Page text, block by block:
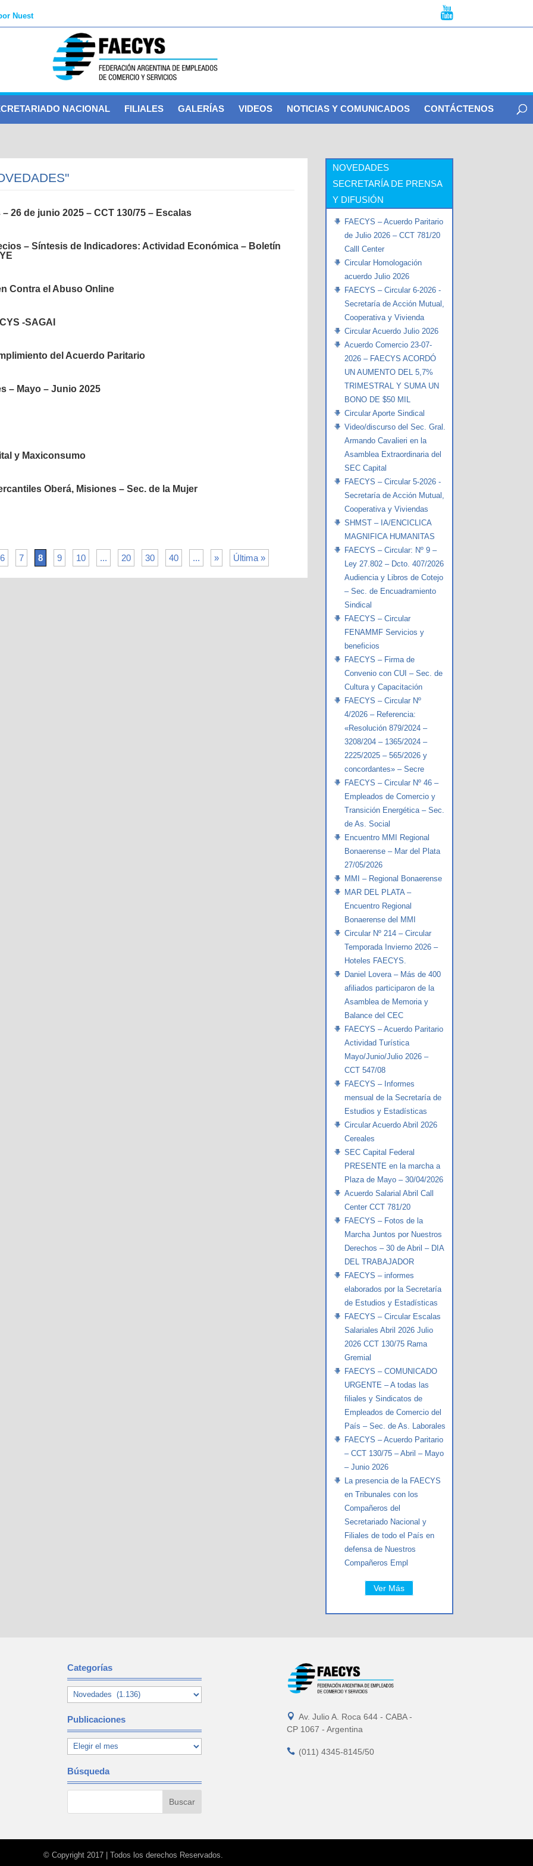
Nuest
– C
Acci
del Plata 27/05/2026
Bonaerense del
d
20
NACIONAL FILIALES GALERÍAS VIDEOS NOTICIAS Y COMUNICADOS CONTÁCTENOS
26 de junio 2025 – CCT 130/75 – Escalas
– Síntesis de Indicadores: Actividad Económica – Boletín
Contra el Abuso Online
-SAGAI
del Acuerdo Paritario
– Mayo – Junio 2025
y Maxiconsumo
Oberá, Misiones – Sec. de la Mujer
6 7 8 9 10 ... 20 30 40 ... » Última »
NOVEDADES
SECRETARÍA DE PRENSA
Y DIFUSIÓN
FAECYS – Acuerdo Paritario
de Julio 2026 – CCT 781/20
Calll Center
Circular Homologación
acuerdo Julio 2026
FAECYS – Circular 6-2026 -
Secretaría de Acción Mutual,
Cooperativa y Vivienda
Circular Acuerdo Julio 2026
Acuerdo Comercio 23-07-
2026 – FAECYS ACORDÓ
UN AUMENTO DEL 5,7%
TRIMESTRAL Y SUMA UN
BONO DE $50 MIL
Circular Aporte Sindical
Video/discurso del Sec. Gral.
Armando Cavalieri en la
Asamblea Extraordinaria del
SEC Capital
FAECYS – Circular 5-2026 -
Secretaría de Acción Mutual,
Cooperativa y Viviendas
SHMST – IA/ENCICLICA
MAGNIFICA HUMANITAS
FAECYS – Circular: Nº 9 –
Ley 27.802 – Dcto. 407/2026
Audiencia y Libros de Cotejo
– Sec. de Encuadramiento
Sindical
FAECYS – Circular
FENAMMF Servicios y
beneficios
FAECYS – Firma de
Convenio con CUI – Sec. de
Cultura y Capacitación
FAECYS – Circular Nº
4/2026 – Referencia:
«Resolución 879/2024 –
3208/204 – 1365/2024 –
2225/2025 – 565/2026 y
concordantes» – Secre
FAECYS – Circular Nº 46 –
Empleados de Comercio y
Transición Energética – Sec.
de As. Social
Encuentro MMI Regional
Bonaerense – Mar del Plata
27/05/2026
MMI – Regional Bonaerense
MAR DEL PLATA –
Encuentro Regional
Bonaerense del MMI
Circular Nº 214 – Circular
Temporada Invierno 2026 –
Hoteles FAECYS.
Daniel Lovera – Más de 400
afiliados participaron de la
Asamblea de Memoria y
Balance del CEC
FAECYS – Acuerdo Paritario
Actividad Turística
Mayo/Junio/Julio 2026 –
CCT 547/08
FAECYS – Informes
mensual de la Secretaría de
Estudios y Estadísticas
Circular Acuerdo Abril 2026
Cereales
SEC Capital Federal
PRESENTE en la marcha a
Plaza de Mayo – 30/04/2026
Acuerdo Salarial Abril Call
Center CCT 781/20
FAECYS – Fotos de la
Marcha Juntos por Nuestros
Derechos – 30 de Abril – DIA
DEL TRABAJADOR
FAECYS – informes
elaborados por la Secretaría
de Estudios y Estadísticas
FAECYS – Circular Escalas
Salariales Abril 2026 Julio
2026 CCT 130/75 Rama
Gremial
FAECYS – COMUNICADO
URGENTE – A todas las
filiales y Sindicatos de
Empleados de Comercio del
País – Sec. de As. Laborales
FAECYS – Acuerdo Paritario
– CCT 130/75 – Abril – Mayo
– Junio 2026
La presencia de la FAECYS
en Tribunales con los
Compañeros del
Secretariado Nacional y
Filiales de todo el País en
defensa de Nuestros
Compañeros Empl
Ver Más
Categorías
Publicaciones
Búsqueda
 Av. Julio A. Roca 644 - CABA -
CP 1067 - Argentina
 (011) 4345-8145/50
© Copyright 2017 | Todos los derechos Reservados.